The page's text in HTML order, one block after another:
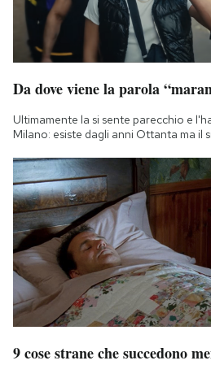
Da dove viene la parola
Ultimamente la si sente parecchio e
Milano: esiste dagli anni Ottanta ma il
9 cose strane che succedono